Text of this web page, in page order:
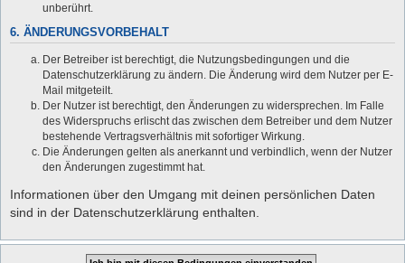
unberührt.
6. ÄNDERUNGSVORBEHALT
Der Betreiber ist berechtigt, die Nutzungsbedingungen und die
Datenschutzerklärung zu ändern. Die Änderung wird dem Nutzer per E-
Mail mitgeteilt.
Der Nutzer ist berechtigt, den Änderungen zu widersprechen. Im Falle
des Widerspruchs erlischt das zwischen dem Betreiber und dem Nutzer
bestehende Vertragsverhältnis mit sofortiger Wirkung.
Die Änderungen gelten als anerkannt und verbindlich, wenn der Nutzer
den Änderungen zugestimmt hat.
Informationen über den Umgang mit deinen persönlichen Daten
sind in der Datenschutzerklärung enthalten.